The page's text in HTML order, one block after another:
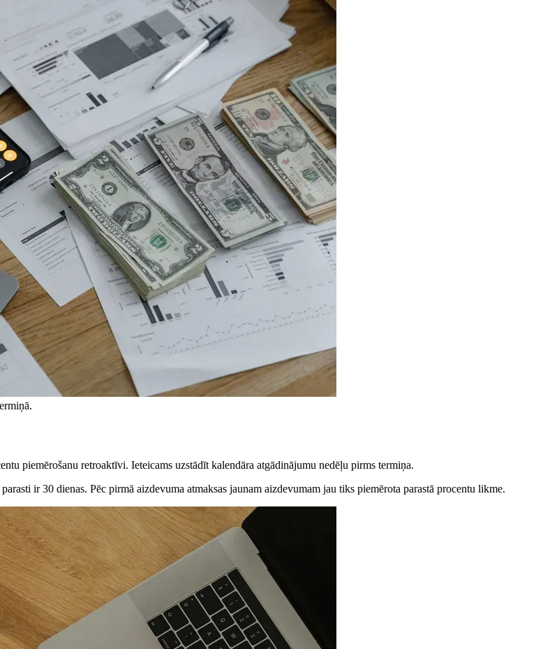
piemērošanu retroaktīvi. Ieteicams uzstādīt kalendāra atgādinājumu nedēļu pirms termiņa.
ir 30 dienas. Pēc pirmā aizdevuma atmaksas jaunam aizdevumam jau tiks piemērota parastā procentu likme.